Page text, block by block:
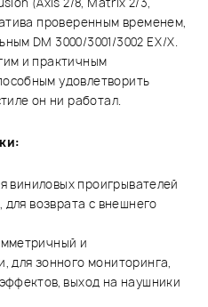
проверенным временем,
DM 3000/3001/3002 EX/X.
и практичным
удовлетворить
он ни работал.
виниловых проигрывателей
возврата с внешнего
и
для зонного мониторинга,
выход на наушники